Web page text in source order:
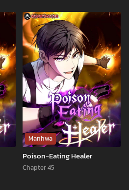
Manhwa
Poison-Eating Healer
Chapter 45